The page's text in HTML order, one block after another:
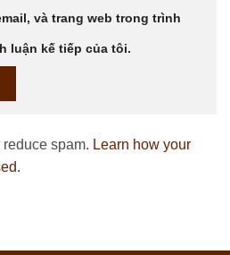
và trang web trong trình
luận kế tiếp của tôi.
spam. Learn how your